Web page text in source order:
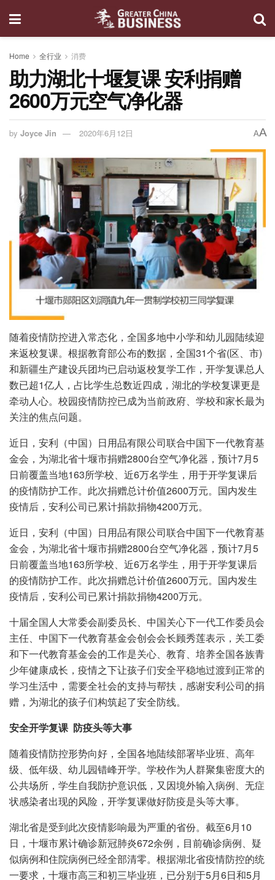
Home 全行业 消费
助力湖北十堰复课 安利捐赠
2600万元空气净化器
by Joyce Jin 2020年6月12日 AA
随着疫情防控进入常态化，全国多地中小学和幼儿园陆续迎
来返校复课。根据教育部公布的数据，全国31个省(区、市)
和新疆生产建设兵团均已启动返校复学工作，开学复课总人
数已超1亿人，占比学生总数近四成，湖北的学校复课更是
牵动人心。校园疫情防控已成为当前政府、学校和家长最为
关注的焦点问题。
近日，安利（中国）日用品有限公司联合中国下一代教育基
金会，为湖北省十堰市捐赠2800台空气净化器，预计7月5
日前覆盖当地163所学校、近6万名学生，用于开学复课后
的疫情防护工作。此次捐赠总计价值2600万元。国内发生
疫情后，安利公司已累计捐款捐物4200万元。
近日，安利（中国）日用品有限公司联合中国下一代教育基
金会，为湖北省十堰市捐赠2800台空气净化器，预计7月5
日前覆盖当地163所学校、近6万名学生，用于开学复课后
的疫情防护工作。此次捐赠总计价值2600万元。国内发生
疫情后，安利公司已累计捐款捐物4200万元。
十届全国人大常委会副委员长、中国关心下一代工作委员会
主任、中国下一代教育基金会创会会长顾秀莲表示，关工委
和下一代教育基金会的工作是关心、教育、培养全国各族青
少年健康成长，疫情之下让孩子们安全平稳地过渡到正常的
学习生活中，需要全社会的支持与帮扶，感谢安利公司的捐
赠，为湖北的孩子们构筑起了安全防线。
安全开学复课 防疫头等大事
随着疫情防控形势向好，全国各地陆续部署毕业班、高年
级、低年级、幼儿园错峰开学。学校作为人群聚集密度大的
公共场所，学生自我防护意识低，又因境外输入病例、无症
状感染者出现的风险，开学复课做好防疫是头等大事。
湖北省是受到此次疫情影响最为严重的省份。截至6月10
日，十堰市累计确诊新冠肺炎672余例，目前确诊病例、疑
似病例和住院病例已经全部清零。根据湖北省疫情防控的统
一要求，十堰市高三和初三毕业班，已分别于5月6日和5月